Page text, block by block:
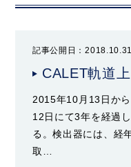
記事公開日：
CALET軌道
2015年10月13日か
12日にて3年を経過
る。検出器には、経
取…